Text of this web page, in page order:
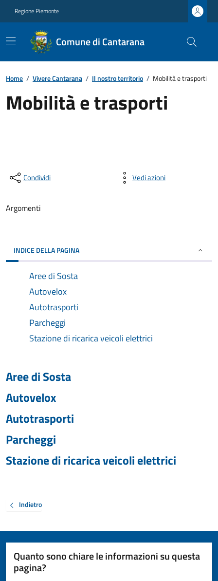
Regione Piemonte
Comune di Cantarana
Home / Vivere Cantarana / Il nostro territorio / Mobilità e trasporti
Mobilità e trasporti
Condividi Vedi azioni
Argomenti
INDICE DELLA PAGINA
Aree di Sosta
Autovelox
Autotrasporti
Parcheggi
Stazione di ricarica veicoli elettrici
Aree di Sosta
Autovelox
Autotrasporti
Parcheggi
Stazione di ricarica veicoli elettrici
Indietro
Quanto sono chiare le informazioni su questa
pagina?